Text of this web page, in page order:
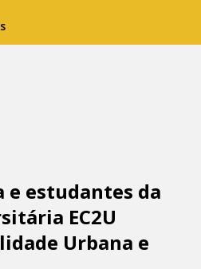
e estudantes da
EC2U
Urbana e